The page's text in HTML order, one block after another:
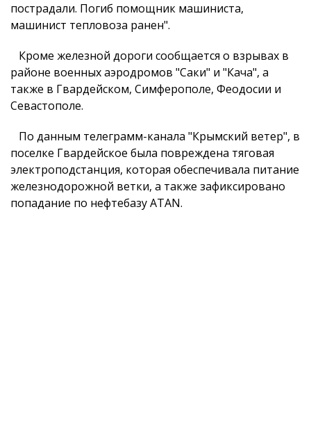
пострадали. Погиб помощник машиниста,
машинист тепловоза ранен".
Кроме железной дороги сообщается о взрывах в
районе военных аэродромов "Саки" и "Кача", а
также в Гвардейском, Симферополе, Феодосии и
Севастополе.
По данным телеграмм-канала "Крымский ветер", в
поселке Гвардейское была повреждена тяговая
электроподстанция, которая обеспечивала питание
железнодорожной ветки, а также зафиксировано
попадание по нефтебазу ATAN.